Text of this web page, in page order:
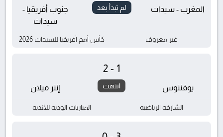
المغرب - سيدات لم تبدأ بعد
جنوب أفريقيا -
سيدات
غير معروف كأس أمم أفريقيا للسيدات 2026
يوفنتوس
2-1
انتهت إنتر ميلان
الشارقة الرياضية المباريات الودية للأندية